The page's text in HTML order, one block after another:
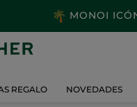
MONOI
REGALO NOVEDADES